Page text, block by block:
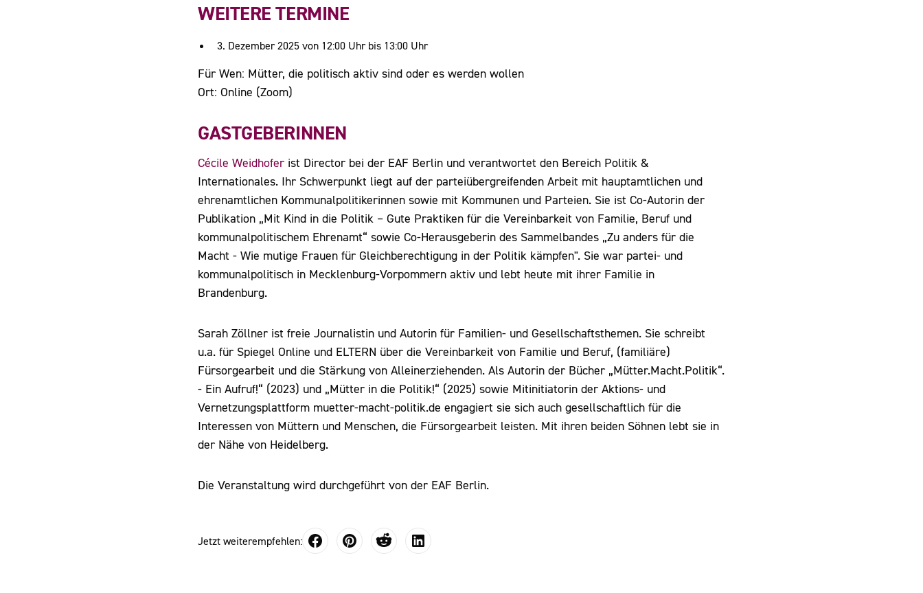
WEITERE TERMINE
3. Dezember 2025 von 12:00 Uhr bis 13:00 Uhr
Für Wen: Mütter, die politisch aktiv sind oder es werden wollen
Ort: Online (Zoom)
GASTGEBERINNEN
Cécile Weidhofer ist Director bei der EAF Berlin und verantwortet den Bereich Politik &
Internationales. Ihr Schwerpunkt liegt auf der parteiübergreifenden Arbeit mit hauptamtlichen und
ehrenamtlichen Kommunalpolitikerinnen sowie mit Kommunen und Parteien. Sie ist Co-Autorin der
Publikation „Mit Kind in die Politik – Gute Praktiken für die Vereinbarkeit von Familie, Beruf und
kommunalpolitischem Ehrenamt“ sowie Co-Herausgeberin des Sammelbandes „Zu anders für die
Macht - Wie mutige Frauen für Gleichberechtigung in der Politik kämpfen". Sie war partei- und
kommunalpolitisch in Mecklenburg-Vorpommern aktiv und lebt heute mit ihrer Familie in
Brandenburg.
Sarah Zöllner ist freie Journalistin und Autorin für Familien- und Gesellschaftsthemen. Sie schreibt
u.a. für Spiegel Online und ELTERN über die Vereinbarkeit von Familie und Beruf, (familiäre)
Fürsorgearbeit und die Stärkung von Alleinerziehenden. Als Autorin der Bücher „Mütter.Macht.Politik“.
- Ein Aufruf!“ (2023) und „Mütter in die Politik!“ (2025) sowie Mitinitiatorin der Aktions- und
Vernetzungsplattform muetter-macht-politik.de engagiert sie sich auch gesellschaftlich für die
Interessen von Müttern und Menschen, die Fürsorgearbeit leisten. Mit ihren beiden Söhnen lebt sie in
der Nähe von Heidelberg.
Die Veranstaltung wird durchgeführt von der EAF Berlin.
Jetzt weiterempfehlen: